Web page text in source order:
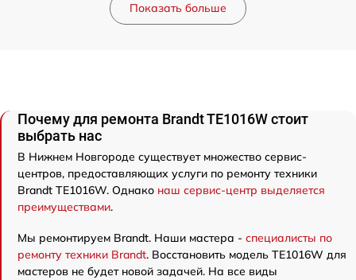
Показать больше
Почему для ремонта Brandt TE1016W стоит
выбрать нас
В Нижнем Новгороде существует множество сервис-
центров, предоставляющих услуги по ремонту техники
Brandt TE1016W. Однако наш сервис-центр выделяется
преимуществами.
Мы ремонтируем Brandt. Наши мастера - специалисты по
ремонту техники Brandt. Восстановить модель TE1016W для
мастеров не будет новой задачей. На все виды